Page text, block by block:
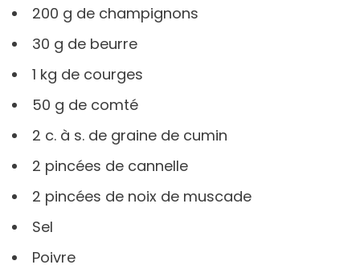
200 g de champignons
30 g de beurre
1 kg de courges
50 g de comté
2 c. à s. de graine de cumin
2 pincées de cannelle
2 pincées de noix de muscade
Sel
Poivre